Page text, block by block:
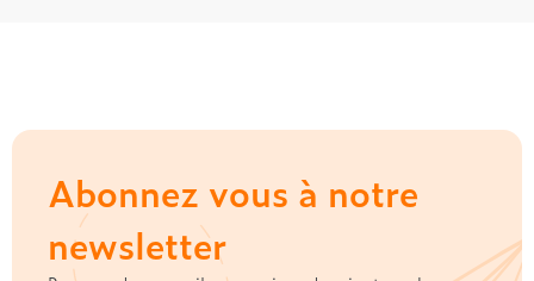
Abonnez vous à notre
newsletter